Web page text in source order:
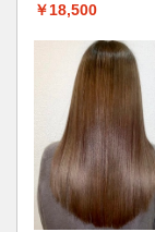
￥18,500